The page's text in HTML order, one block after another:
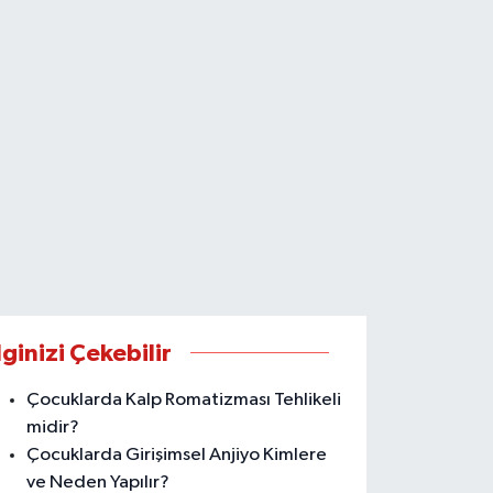
Çekebilir
Çocuklarda Kalp Romatizması Tehlikeli
midir?
Çocuklarda Girişimsel Anjiyo Kimlere
ve Neden Yapılır?